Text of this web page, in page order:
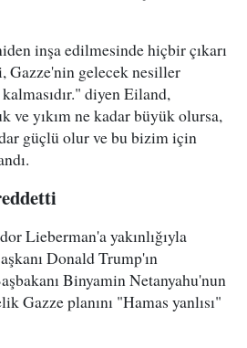
inşa edilmesinde hiçbir çıkarı
gelecek nesiller
diyen Eiland,
ve yıkım ne kadar büyük olursa,
güçlü olur ve bu bizim için
Lieberman'a yakınlığıyla
Donald Trump'ın
Binyamin Netanyahu'nun
Gazze planını "Hamas yanlısı"